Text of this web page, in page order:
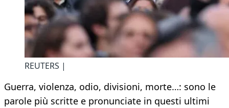
REUTERS |
Guerra, violenza, odio, divisioni, morte…: sono le
parole più scritte e pronunciate in questi ultimi